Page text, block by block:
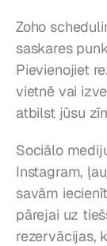
Zoho
saskares
Pievienojiet
vietnē vai
atbilst jūsu
Sociālo
Instagram,
savām
pārejai uz
rezervācijas,